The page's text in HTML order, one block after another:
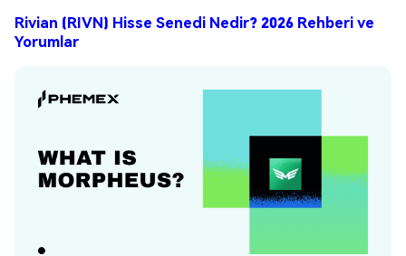
Rivian (RIVN) Hisse Senedi Nedir? 2026 Rehberi ve
Yorumlar